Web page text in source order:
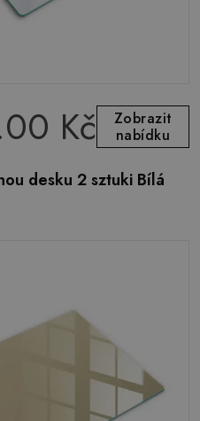
Kč
Zobrazit
nabídku
desku 2 sztuki Bílá